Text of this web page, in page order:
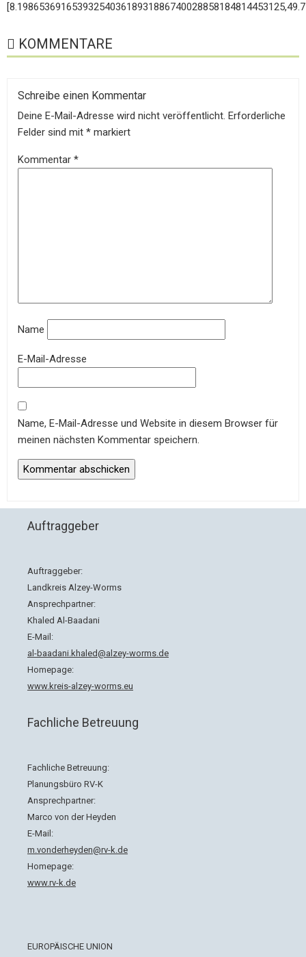
KOMMENTARE
Schreibe einen Kommentar
Deine E-Mail-Adresse wird nicht veröffentlicht. Erforderliche
Felder sind mit * markiert
Kommentar *
Name
E-Mail-Adresse
Name, E-Mail-Adresse und Website in diesem Browser für
meinen nächsten Kommentar speichern.
Auftraggeber
Auftraggeber:
Landkreis Alzey-Worms
Ansprechpartner:
Khaled Al-Baadani
E-Mail:
al-baadani.khaled@alzey-worms.de
Homepage:
www.kreis-alzey-worms.eu
Fachliche Betreuung
Fachliche Betreuung:
Planungsbüro RV-K
Ansprechpartner:
Marco von der Heyden
E-Mail:
m.vonderheyden@rv-k.de
Homepage:
www.rv-k.de
EUROPÄISCHE UNION